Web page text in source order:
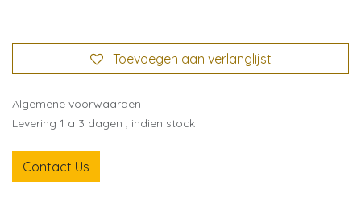
Toevoegen aan verlanglijst
Algemene voorwaarden
Levering 1 a 3 dagen , indien stock
Contact Us